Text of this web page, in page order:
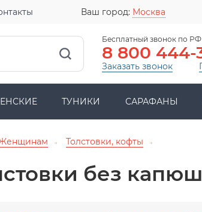
Ваш город: Москва
Бесплатный звонок по РФ
8 800 444-
Заказать звонок
ТУНИКИ САРАФАНЫ
→ Толстовки, кофты →
без